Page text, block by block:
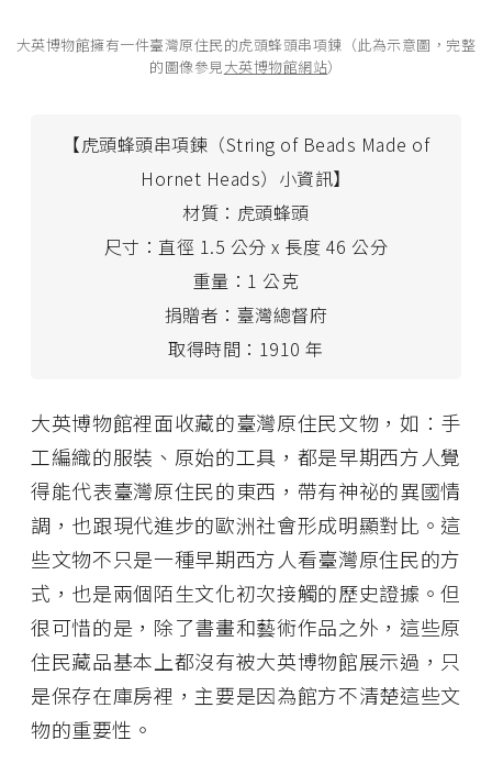
大英博物館擁有一件臺灣原住民的虎頭蜂頭串項鍊（此為示意圖，完整
的圖像參見大英博物館網站）
【虎頭蜂頭串項鍊（String of Beads Made of
Hornet Heads）小資訊】
材質：虎頭蜂頭
尺寸：直徑 1.5 公分 x 長度 46 公分
重量：1 公克
捐贈者：臺灣總督府
取得時間：1910 年
大英博物館裡面收藏的臺灣原住民文物，如：手
工編織的服裝、原始的工具，都是早期西方人覺
得能代表臺灣原住民的東西，帶有神祕的異國情
調，也跟現代進步的歐洲社會形成明顯對比。這
些文物不只是一種早期西方人看臺灣原住民的方
式，也是兩個陌生文化初次接觸的歷史證據。但
很可惜的是，除了書畫和藝術作品之外，這些原
住民藏品基本上都沒有被大英博物館展示過，只
是保存在庫房裡，主要是因為館方不清楚這些文
物的重要性。